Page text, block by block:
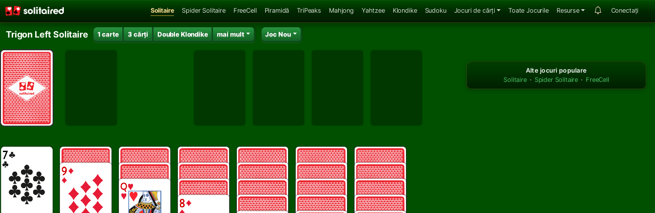
Solitaire Spider Solitaire FreeCell Piramidă TriPeaks Mahjong Yahtzee Klondike Sudoku Jocuri de cărți Toate Jocurile Resurse Conectați
Trigon Left Solitaire 1 carte 3 cărți Double Klondike mai mult Joc Nou
Alte jocuri populare
Solitaire · Spider Solitaire · FreeCell